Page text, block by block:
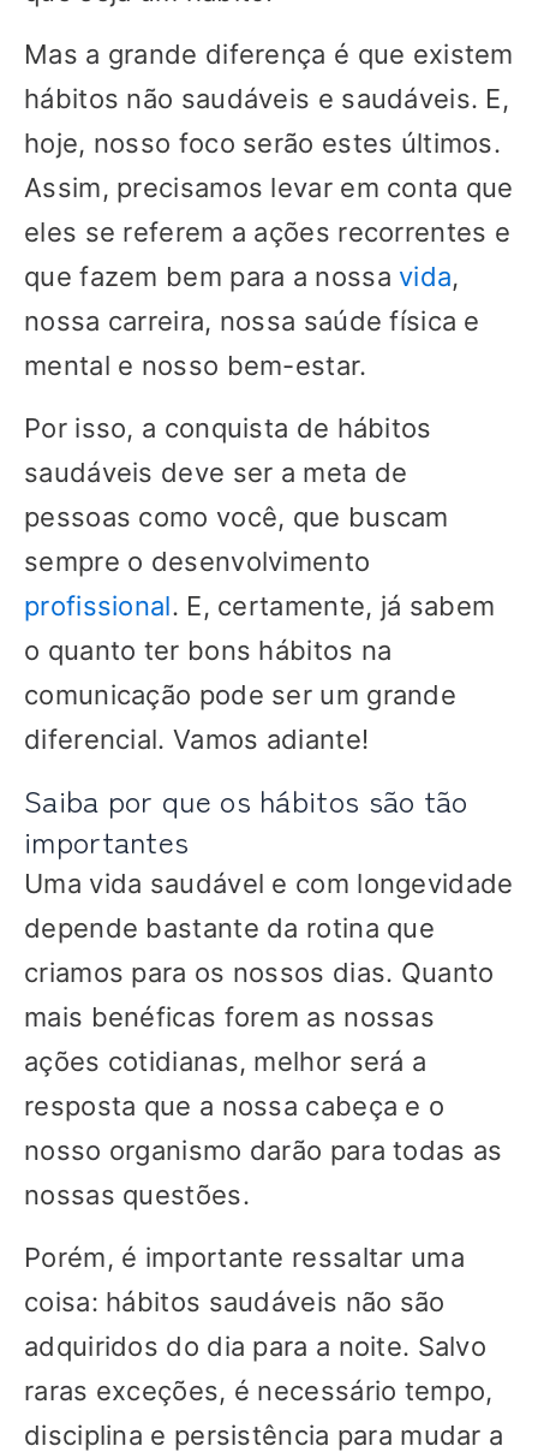
Mas a grande diferença é que existem
hábitos não saudáveis e saudáveis. E,
hoje, nosso foco serão estes últimos.
Assim, precisamos levar em conta que
eles se referem a ações recorrentes e
que fazem bem para a nossa vida,
nossa carreira, nossa saúde física e
mental e nosso bem-estar.
Por isso, a conquista de hábitos
saudáveis deve ser a meta de
pessoas como você, que buscam
sempre o desenvolvimento
profissional. E, certamente, já sabem
o quanto ter bons hábitos na
comunicação pode ser um grande
diferencial. Vamos adiante!
Saiba por que os hábitos são tão
importantes
Uma vida saudável e com longevidade
depende bastante da rotina que
criamos para os nossos dias. Quanto
mais benéficas forem as nossas
ações cotidianas, melhor será a
resposta que a nossa cabeça e o
nosso organismo darão para todas as
nossas questões.
Porém, é importante ressaltar uma
coisa: hábitos saudáveis não são
adquiridos do dia para a noite. Salvo
raras exceções, é necessário tempo,
disciplina e persistência para mudar a